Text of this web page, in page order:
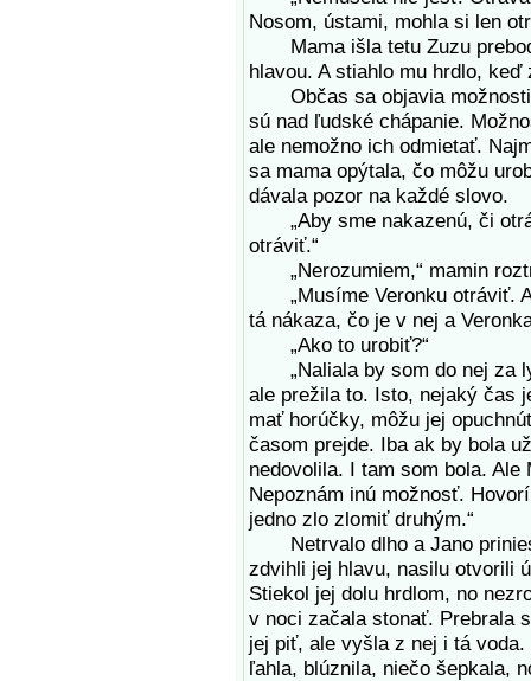
Nosom, ústami, mohla si len
Mama išla tetu Zuzu
hlavou. A stiahlo mu hrdlo,
Občas sa objavia možnosti,
sú nad ľudské chápanie.
ale nemožno ich odmietať.
sa mama opýtala, čo môžu
dávala pozor na každé slovo.
„Aby sme nakazenú, či
otráviť.“
„Nerozumiem,“ mamin
„Musíme Veronku otráviť.
tá nákaza, čo je v nej a
„Ako to urobiť?“
„Naliala by som do nej za
ale prežila to. Isto, nejaký čas
mať horúčky, môžu jej
časom prejde. Iba ak by bola
nedovolila. I tam som bola.
Nepoznám inú možnosť.
jedno zlo zlomiť druhým.“
Netrvalo dlho a Jano
zdvihli jej hlavu, nasilu otvorili
Stiekol jej dolu hrdlom, no
v noci začala stonať. Prebrala
jej piť, ale vyšla z nej i tá
ľahla, blúznila, niečo šepkala,